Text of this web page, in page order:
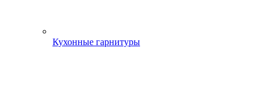
Кухонные гарнитуры